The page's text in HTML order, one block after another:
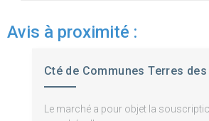
Avis à proximité :
Cté de Communes Terres des
Le marché a pour objet la